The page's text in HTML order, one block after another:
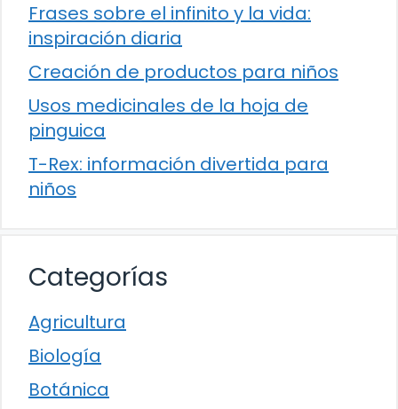
Frases sobre el infinito y la vida:
inspiración diaria
Creación de productos para niños
Usos medicinales de la hoja de
pinguica
T-Rex: información divertida para
niños
Categorías
Agricultura
Biología
Botánica